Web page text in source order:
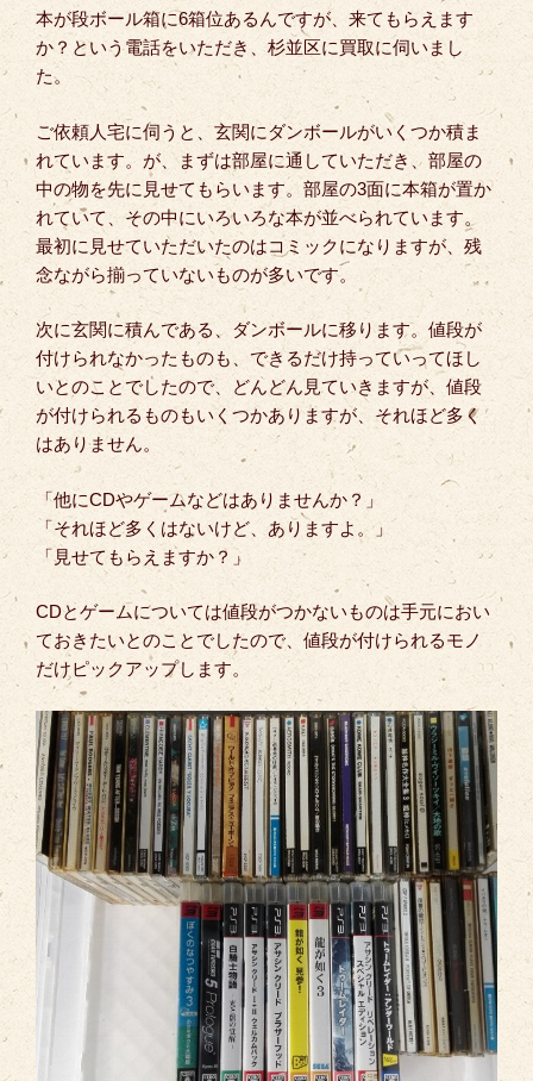
本が段ボール箱に6箱位あるんですが、来てもらえます
か？という電話をいただき、杉並区に買取に伺いまし
た。
ご依頼人宅に伺うと、玄関にダンボールがいくつか積ま
れています。が、まずは部屋に通していただき、部屋の
中の物を先に見せてもらいます。部屋の3面に本箱が置か
れていて、その中にいろいろな本が並べられています。
最初に見せていただいたのはコミックになりますが、残
念ながら揃っていないものが多いです。
次に玄関に積んである、ダンボールに移ります。値段が
付けられなかったものも、できるだけ持っていってほし
いとのことでしたので、どんどん見ていきますが、値段
が付けられるものもいくつかありますが、それほど多く
はありません。
「他にCDやゲームなどはありませんか？」
「それほど多くはないけど、ありますよ。」
「見せてもらえますか？」
CDとゲームについては値段がつかないものは手元におい
ておきたいとのことでしたので、値段が付けられるモノ
だけピックアップします。